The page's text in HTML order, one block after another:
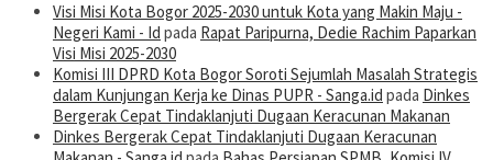
Visi Misi Kota Bogor 2025-2030 untuk Kota yang Makin Maju -
Negeri Kami - Id pada Rapat Paripurna, Dedie Rachim Paparkan
Visi Misi 2025-2030
Komisi III DPRD Kota Bogor Soroti Sejumlah Masalah Strategis
dalam Kunjungan Kerja ke Dinas PUPR - Sanga.id pada Dinkes
Bergerak Cepat Tindaklanjuti Dugaan Keracunan Makanan
Dinkes Bergerak Cepat Tindaklanjuti Dugaan Keracunan